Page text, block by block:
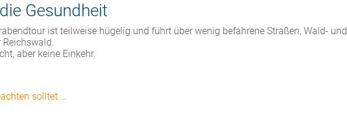
Gesundheit
ist teilweise hügelig und führt über wenig befahrene Straßen, Wald- und
Reichswald.
aber keine Einkehr.
solltet …